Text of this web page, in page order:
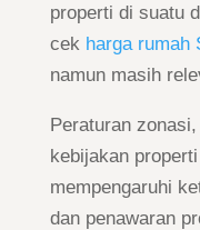
properti di suatu
cek harga rumah
namun masih
Peraturan
kebijakan
mempengaruhi
dan penawaran